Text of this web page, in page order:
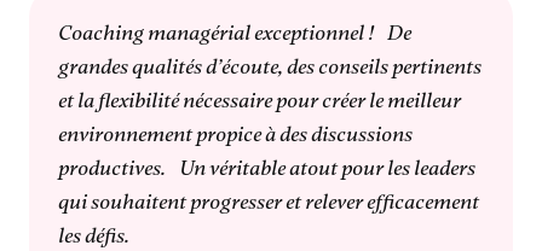
Coaching managérial exceptionnel ! De
grandes qualités d’écoute, des conseils pertinents
et la flexibilité nécessaire pour créer le meilleur
environnement propice à des discussions
productives. Un véritable atout pour les leaders
qui souhaitent progresser et relever efficacement
les défis.